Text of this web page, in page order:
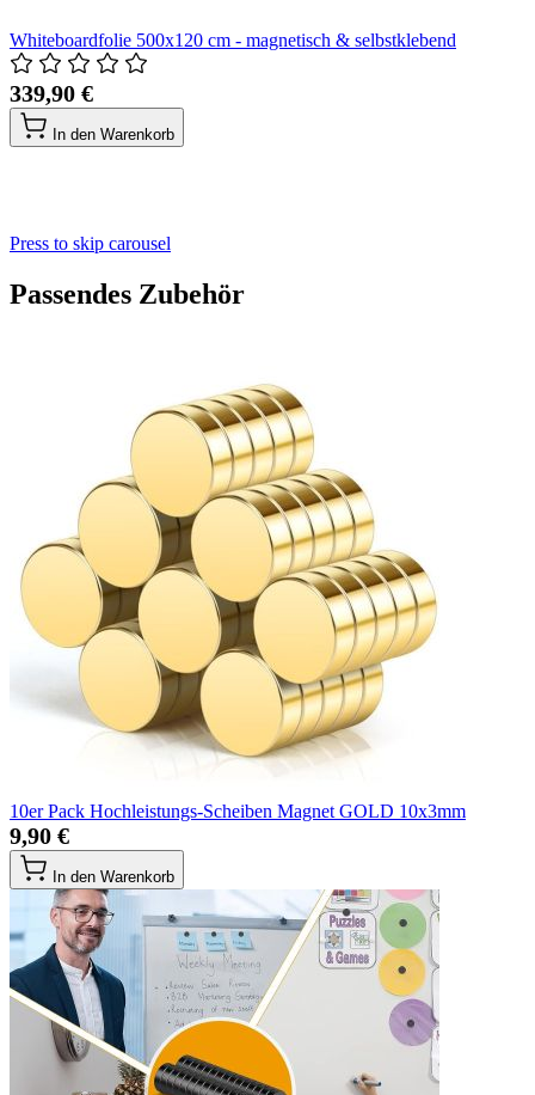
Whiteboardfolie 500x120 cm - magnetisch & selbstklebend
339,90 €
In den Warenkorb
Press to skip carousel
Passendes Zubehör
10er Pack Hochleistungs-Scheiben Magnet GOLD 10x3mm
9,90 €
In den Warenkorb